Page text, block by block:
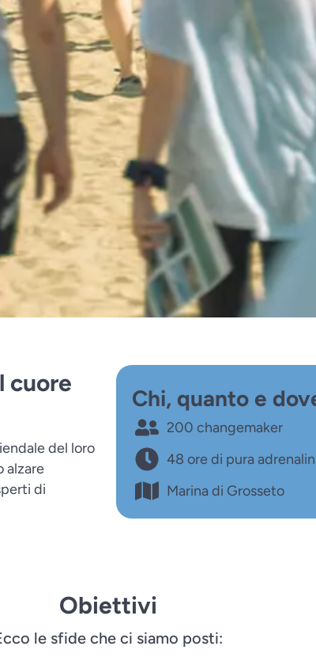
cuore
del loro
alzare
di
Chi, quanto e
200 changemaker
48 ore di pura
Marina di Grosseto
Obiettivi
le sfide che ci siamo posti: